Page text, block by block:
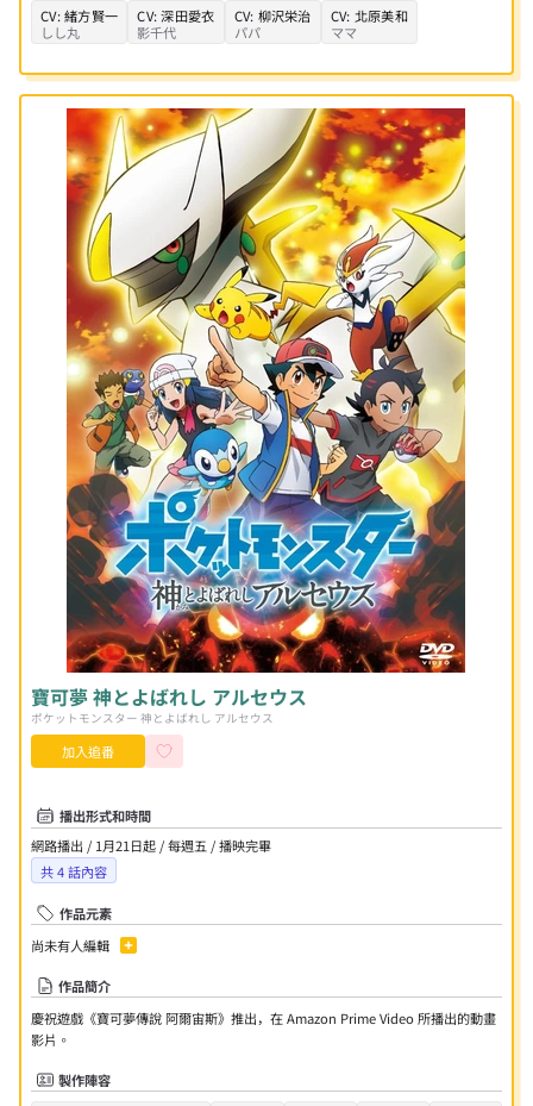
CV: 緒方賢一
しし丸
CV: 深田愛衣
影千代
CV: 柳沢栄治
パパ
CV: 北原美和
ママ
寶可夢 神とよばれし アルセウス
ポケットモンスター 神とよばれし アルセウス
加入追番
播出形式和時間
網路播出 / 1月21日起 / 每週五 / 播映完畢
共4話內容
作品元素
尚未有人編輯
作品簡介
慶祝遊戲《寶可夢傳說 阿爾宙斯》推出，在 Amazon Prime Video 所播出的動畫
影片。
製作陣容